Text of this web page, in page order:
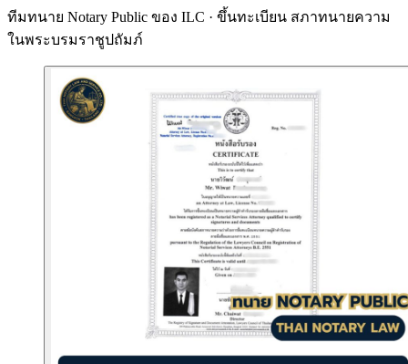
ทีมทนาย Notary Public ของ ILC · ขึ้นทะเบียน สภาทนายความ
ในพระบรมราชูปถัมภ์